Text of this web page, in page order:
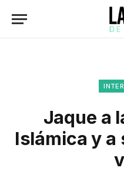
Jaque a
Islámica y a